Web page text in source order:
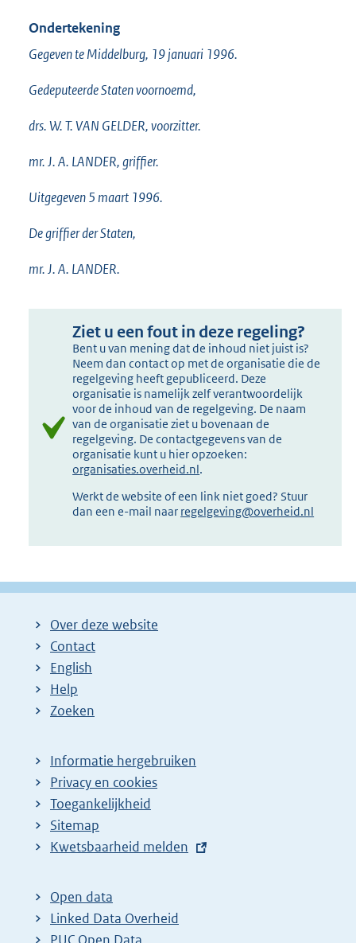
Ondertekening
Gegeven te Middelburg, 19 januari 1996.
Gedeputeerde Staten voornoemd,
drs. W. T. VAN GELDER, voorzitter.
mr. J. A. LANDER, griffier.
Uitgegeven 5 maart 1996.
De griffier der Staten,
mr. J. A. LANDER.
Ziet u een fout in deze regeling?
Bent u van mening dat de inhoud niet juist is?
Neem dan contact op met de organisatie die de
regelgeving heeft gepubliceerd. Deze
organisatie is namelijk zelf verantwoordelijk
voor de inhoud van de regelgeving. De naam
van de organisatie ziet u bovenaan de
regelgeving. De contactgegevens van de
organisatie kunt u hier opzoeken:
organisaties.overheid.nl.
Werkt de website of een link niet goed? Stuur
dan een e-mail naar regelgeving@overheid.nl
Over deze website
Contact
English
Help
Zoeken
Informatie hergebruiken
Privacy en cookies
Toegankelijkheid
Sitemap
E
t
e
r
Kwetsbaarheid melden
Open data
Linked Data Overheid